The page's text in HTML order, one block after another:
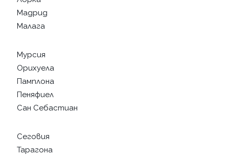
Мадрид
Малага
Мурсия
Орихуела
Памплона
Пеняфиел
Сан Себастиан
Сеговия
Тарагона